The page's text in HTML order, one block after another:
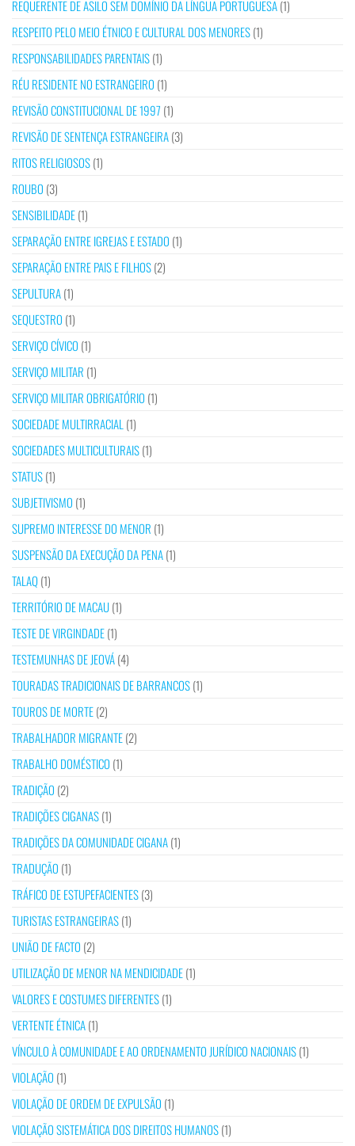
REQUERENTE DE ASILO SEM DOMÍNIO DA LÍNGUA PORTUGUESA(1)
RESPEITO PELO MEIO ÉTNICO E CULTURAL DOS MENORES(1)
RESPONSABILIDADES PARENTAIS(1)
RÉU RESIDENTE NO ESTRANGEIRO (1)
REVISÃO CONSTITUCIONAL DE 1997 (1)
REVISÃO DE SENTENÇA ESTRANGEIRA(3)
RITOS RELIGIOSOS(1)
ROUBO (3)
SENSIBILIDADE(1)
SEPARAÇÃO ENTRE IGREJAS E ESTADO (1)
SEPARAÇÃO ENTRE PAIS E FILHOS(2)
SEPULTURA(1)
SEQUESTRO (1)
SERVIÇO CÍVICO (1)
SERVIÇO MILITAR (1)
SERVIÇO MILITAR OBRIGATÓRIO (1)
SOCIEDADE MULTIRRACIAL (1)
SOCIEDADES MULTICULTURAIS(1)
STATUS(1)
SUBJETIVISMO (1)
SUPREMO INTERESSE DO MENOR (1)
SUSPENSÃO DA EXECUÇÃO DA PENA(1)
TALAQ(1)
TERRITÓRIO DE MACAU(1)
TESTE DE VIRGINDADE(1)
TESTEMUNHAS DE JEOVÁ(4)
TOURADAS TRADICIONAIS DE BARRANCOS(1)
TOUROS DE MORTE(2)
TRABALHADOR MIGRANTE(2)
TRABALHO DOMÉSTICO (1)
TRADIÇÃO (2)
TRADIÇÕES CIGANAS(1)
TRADIÇÕES DA COMUNIDADE CIGANA(1)
TRADUÇÃO (1)
TRÁFICO DE ESTUPEFACIENTES(3)
TURISTAS ESTRANGEIRAS(1)
UNIÃO DE FACTO (2)
UTILIZAÇÃO DE MENOR NA MENDICIDADE(1)
VALORES E COSTUMES DIFERENTES(1)
VERTENTE ÉTNICA(1)
VÍNCULO À COMUNIDADE E AO ORDENAMENTO JURÍDICO NACIONAIS(1)
VIOLAÇÃO (1)
VIOLAÇÃO DE ORDEM DE EXPULSÃO (1)
VIOLAÇÃO SISTEMÁTICA DOS DIREITOS HUMANOS(1)